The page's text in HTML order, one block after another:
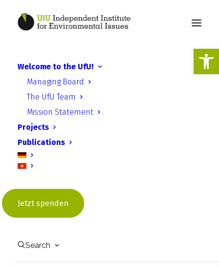
Welcome to the UfU!
Managing Board
The UfU Team
Mission Statement
Projects
Publications
Jetzt spenden
Search
Kick-off workshop:
European Innovation Lab -
participants start with the
designs